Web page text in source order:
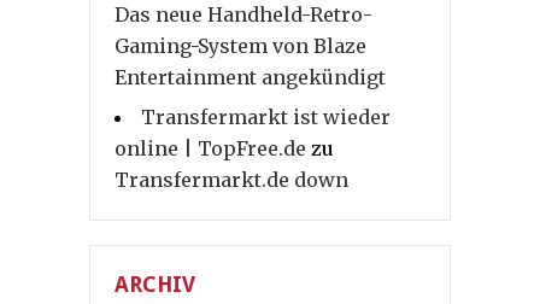
Das neue Handheld-Retro-
Gaming-System von Blaze
Entertainment angekündigt
Transfermarkt ist wieder
online | TopFree.de zu
Transfermarkt.de down
ARCHIV